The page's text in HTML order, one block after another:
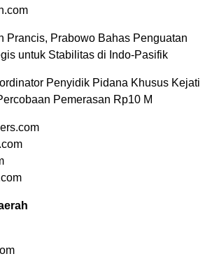
Prancis, Prabowo Bahas Penguatan
untuk Stabilitas di Indo-Pasifik
Penyidik Pidana Khusus Kejati
Pemerasan Rp10 M